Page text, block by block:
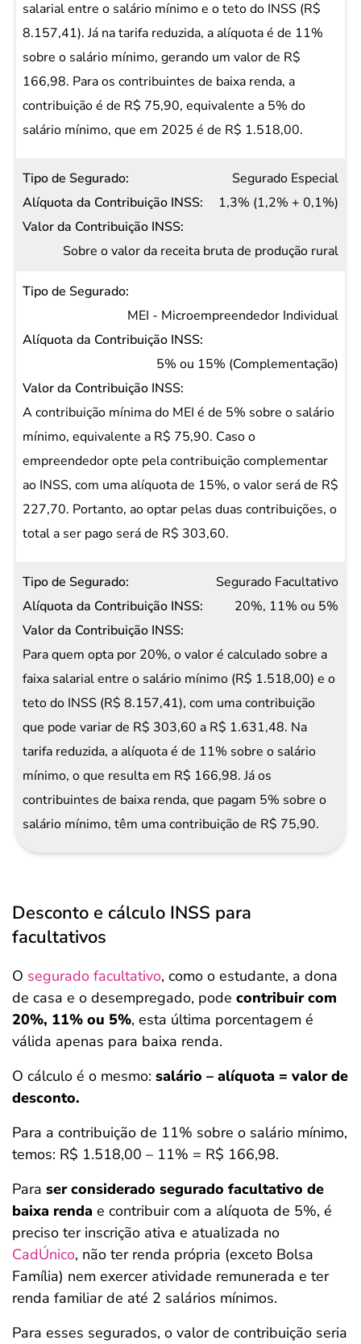
Valor da
Contribuição
INSS
salarial entre o salário mínimo e o teto do INSS (R$
8.157,41). Já na tarifa reduzida, a alíquota é de 11%
sobre o salário mínimo, gerando um valor de R$
166,98. Para os contribuintes de baixa renda, a
contribuição é de R$ 75,90, equivalente a 5% do
salário mínimo, que em 2025 é de R$ 1.518,00.
Segurado Especial
1,3% (1,2% + 0,1%)
Sobre o valor da receita bruta de produção rural
MEI - Microempreendedor Individual
5% ou 15% (Complementação)
A contribuição mínima do MEI é de 5% sobre o salário
mínimo, equivalente a R$ 75,90. Caso o
empreendedor opte pela contribuição complementar
ao INSS, com uma alíquota de 15%, o valor será de R$
227,70. Portanto, ao optar pelas duas contribuições, o
total a ser pago será de R$ 303,60.
Segurado Facultativo
20%, 11% ou 5%
Para quem opta por 20%, o valor é calculado sobre a
faixa salarial entre o salário mínimo (R$ 1.518,00) e o
teto do INSS (R$ 8.157,41), com uma contribuição
que pode variar de R$ 303,60 a R$ 1.631,48. Na
tarifa reduzida, a alíquota é de 11% sobre o salário
mínimo, o que resulta em R$ 166,98. Já os
contribuintes de baixa renda, que pagam 5% sobre o
salário mínimo, têm uma contribuição de R$ 75,90.
Desconto e cálculo INSS para
facultativos
O segurado facultativo, como o estudante, a dona
de casa e o desempregado, pode contribuir com
20%, 11% ou 5%, esta última porcentagem é
válida apenas para baixa renda.
O cálculo é o mesmo: salário – alíquota = valor de
desconto.
Para a contribuição de 11% sobre o salário mínimo,
temos: R$ 1.518,00 – 11% = R$ 166,98.
Para ser considerado segurado facultativo de
baixa renda e contribuir com a alíquota de 5%, é
preciso ter inscrição ativa e atualizada no
CadÚnico, não ter renda própria (exceto Bolsa
Família) nem exercer atividade remunerada e ter
renda familiar de até 2 salários mínimos.
Para esses segurados, o valor de contribuição seria